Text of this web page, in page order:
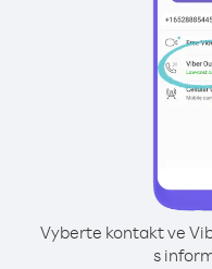
Vyberte kontakt ve
s